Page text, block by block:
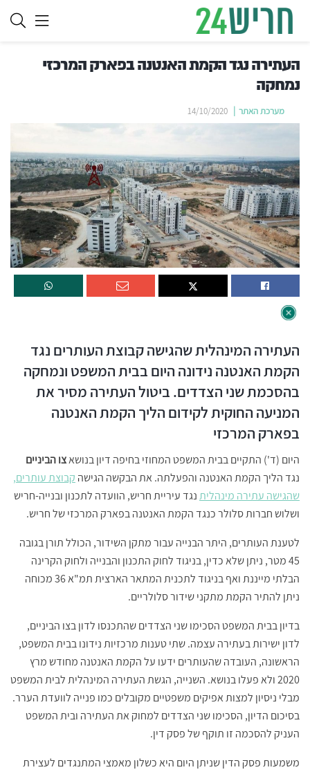
העתירה נגד הקמת האנטנה בפארק המרכזי
נמחקה
מערכת האתר 14/10/2020
העתירה המינהלית שהגישה קבוצת העותרים נגד
הקמת האנטנה נידונה היום בבית המשפט ונמחקה
בהסכמת שני הצדדים. ביטול העתירה מסיר את
המניעה החוקית לקידום הליך הקמת האנטנה
בפארק המרכזי
היום (ד') התקיים בבית המשפט המחוזי בחיפה דיון בנושאצו הביניים
נגד הליך הקמת האנטנה והפעלתה. את הבקשה הגישה קבוצת עותרים,
שהגישה עתירה מינהליתנגד עיריית חריש, הוועדה לתכנון ובנייה-חריש
ושלוש חברות סלולר כנגד הקמת האנטנה בפארק המרכזי של חריש.
לטענת העותרים, היתר הבנייה עבור מתקן השידור, הכולל תורן בגובה
45 מטר, ניתן שלא כדין, בניגוד לחוק התכנון והבנייה ולחוק הקרינה
הבלתי מייננת ואף בניגוד לתכנית המתאר הארצית תמ"א 36 מכוחה
ניתן להתיר הקמת מתקני שידור סלולריים.
בדיון בבית המשפט הסכימו שני הצדדים שהתכנסו לדון בצו הביניים,
לדון ישירות בעתירה עצמה. שתי טענות מרכזיות נידונו בבית המשפט,
הראשונה, העובדה שהעותרים ידעו על הקמת האנטנה מחודש מרץ
2020 ולא פעלו בנושא. השנייה, הגשת העתירה המינהלית לבית המשפט
מבלי ניסיון למצות אפיקים משפטיים מקובלים כמו פנייה לוועדת הערר.
בסיכום הדיון, הסכימו שני הצדדים למחוק את העתירה ובית המשפט
העניק להסכמה זו תוקף של פסק דין.
משמעות פסק הדין שניתן היום היא כשלון מאמצי המתנגדים לעצירת